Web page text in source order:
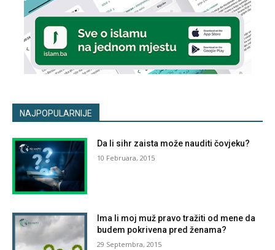
NAJPOPULARNIJE
Da li sihr zaista može nauditi čovjeku?
10 Februara, 2015
Ima li moj muž pravo tražiti od mene da
budem pokrivena pred ženama?
29 Septembra, 2015